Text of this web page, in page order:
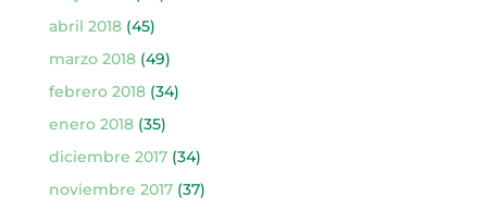
abril 2018(45)
marzo 2018(49)
febrero 2018(34)
enero 2018(35)
diciembre 2017(34)
noviembre 2017(37)